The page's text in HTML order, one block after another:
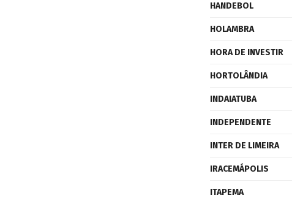
HANDEBOL
HOLAMBRA
HORA DE INVESTIR
HORTOLÂNDIA
INDAIATUBA
INDEPENDENTE
INTER DE LIMEIRA
IRACEMÁPOLIS
ITAPEMA